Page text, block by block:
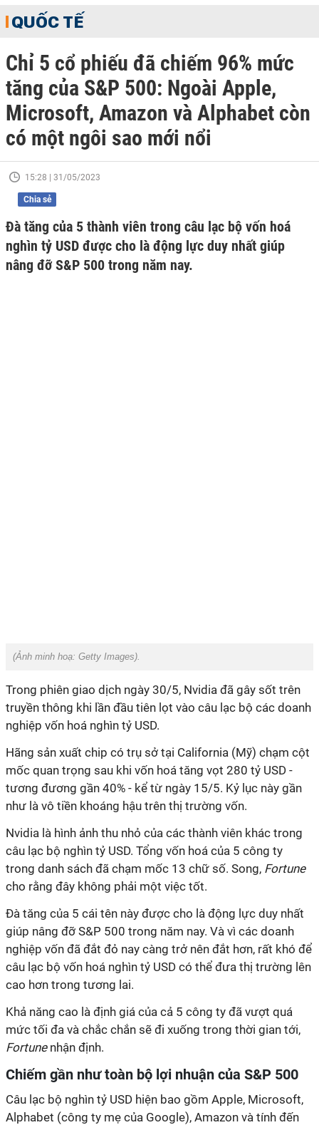
QUỐC TẾ
Chỉ 5 cổ phiếu đã chiếm 96% mức
tăng của S&P 500: Ngoài Apple,
Microsoft, Amazon và Alphabet còn
có một ngôi sao mới nổi
15:28 | 31/05/2023
Chia sẻ
Đà tăng của 5 thành viên trong câu lạc bộ vốn hoá
nghìn tỷ USD được cho là động lực duy nhất giúp
nâng đỡ S&P 500 trong năm nay.
(Ảnh minh hoạ: Getty Images).
Trong phiên giao dịch ngày 30/5, Nvidia đã gây sốt trên
truyền thông khi lần đầu tiên lọt vào câu lạc bộ các doanh
nghiệp vốn hoá nghìn tỷ USD.
Hãng sản xuất chip có trụ sở tại California (Mỹ) chạm cột
mốc quan trọng sau khi vốn hoá tăng vọt 280 tỷ USD -
tương đương gần 40% - kể từ ngày 15/5. Kỷ lục này gần
như là vô tiền khoáng hậu trên thị trường vốn.
Nvidia là hình ảnh thu nhỏ của các thành viên khác trong
câu lạc bộ nghìn tỷ USD. Tổng vốn hoá của 5 công ty
trong danh sách đã chạm mốc 13 chữ số. Song, Fortune
cho rằng đây không phải một việc tốt.
Đà tăng của 5 cái tên này được cho là động lực duy nhất
giúp nâng đỡ S&P 500 trong năm nay. Và vì các doanh
nghiệp vốn đã đắt đỏ nay càng trở nên đắt hơn, rất khó để
câu lạc bộ vốn hoá nghìn tỷ USD có thể đưa thị trường lên
cao hơn trong tương lai.
Khả năng cao là định giá của cả 5 công ty đã vượt quá
mức tối đa và chắc chắn sẽ đi xuống trong thời gian tới,
Fortunenhận định.
Chiếm gần như toàn bộ lợi nhuận của S&P 500
Câu lạc bộ nghìn tỷ USD hiện bao gồm Apple, Microsoft,
Alphabet (công ty mẹ của Google), Amazon và tính đến